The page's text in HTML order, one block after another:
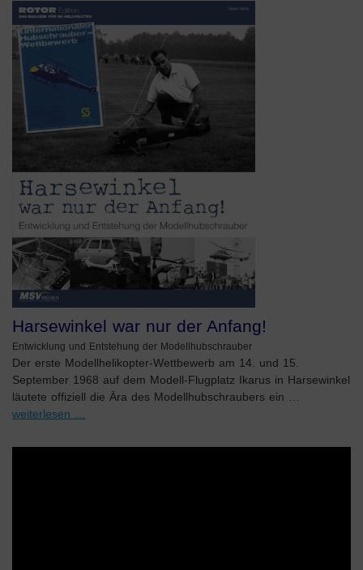
Harsewinkel war nur der Anfang!
Entwicklung und Entstehung der Modellhubschrauber
Der erste Modellhelikopter-Wettbewerb am 14. und 15.
September 1968 auf dem Modell-Flugplatz Ikarus in Harsewinkel
läutete offiziell die Ära des Modellhubschraubers ein …
weiterlesen …